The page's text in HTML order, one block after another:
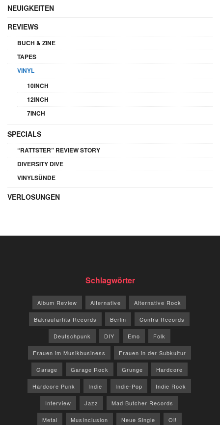
NEUIGKEITEN
REVIEWS
BUCH & ZINE
TAPES
VINYL
10INCH
12INCH
7INCH
SPECIALS
“RATTSTER” REVIEW STORY
DIVERSITY DIVE
VINYLSÜNDE
VERLOSUNGEN
Schlagwörter
Album Review Alternative Alternative Rock
Bakraufarfita Records Berlin Contra Records
Deutschpunk DIY Emo Folk
Frauen im Musikbusiness Frauen in der Subkultur
Garage Garage Rock Grunge Hardcore
Hardcore Punk Indie Indie-Pop Indie Rock
Interview Jazz Mad Butcher Records
Metal MusInclusion Neue Single Oi!